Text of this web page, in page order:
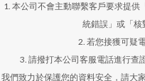
1. 本公司不會主動聯繫客戶要求提
統錯誤」或「核
2. 若您接獲可疑
3. 請撥打本公司客服電話進行查
我們致力於保護您的資料安全，請大